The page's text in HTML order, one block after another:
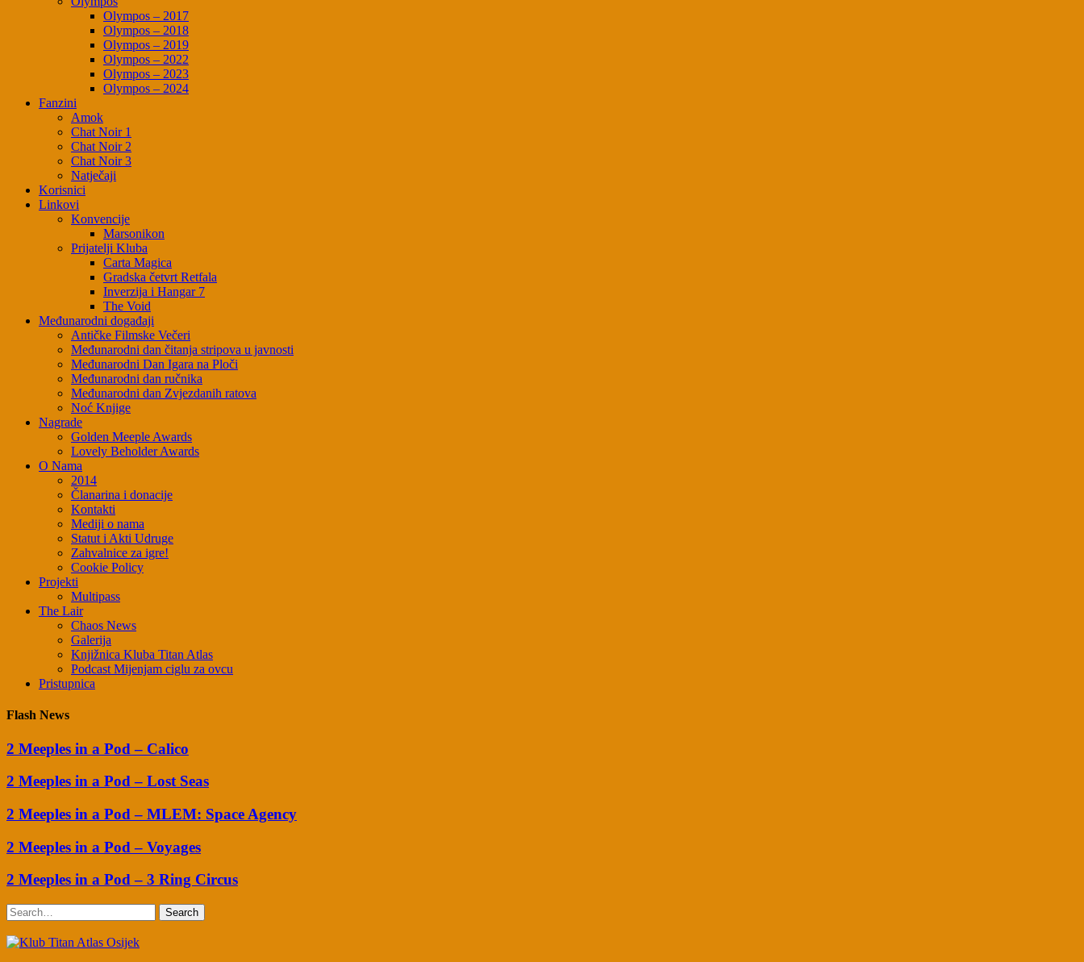
Olympos – 2017
Olympos – 2018
Olympos – 2019
Olympos – 2022
Olympos – 2023
Olympos – 2024
Fanzini
Amok
Chat Noir 1
Chat Noir 2
Chat Noir 3
Natječaji
Korisnici
Linkovi
Konvencije
Marsonikon
Prijatelji Kluba
Carta Magica
Gradska četvrt Retfala
Inverzija i Hangar 7
The Void
Međunarodni događaji
Antičke Filmske Večeri
Međunarodni dan čitanja stripova u javnosti
Međunarodni Dan Igara na Ploči
Međunarodni dan ručnika
Međunarodni dan Zvjezdanih ratova
Noć Knjige
Nagrade
Golden Meeple Awards
Lovely Beholder Awards
O Nama
2014
Članarina i donacije
Kontakti
Mediji o nama
Statut i Akti Udruge
Zahvalnice za igre!
Cookie Policy
Projekti
Multipass
The Lair
Chaos News
Galerija
Knjižnica Kluba Titan Atlas
Podcast Mijenjam ciglu za ovcu
Pristupnica
Flash News
2 Meeples in a Pod – Calico
2 Meeples in a Pod – Lost Seas
2 Meeples in a Pod – MLEM: Space Agency
2 Meeples in a Pod – Voyages
2 Meeples in a Pod – 3 Ring Circus
Search